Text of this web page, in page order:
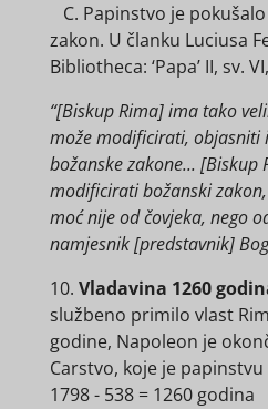
C. Papinstvo je
zakon. U članku Luciusa
Bibliotheca: ‘Papa’ II, sv.
“[Biskup Rima] ima tako
može modificirati, objasniti
božanske zakone... [Biskup
modificirati božanski
moć nije od čovjeka, nego
namjesnik [predstavnik]
10. Vladavina 1260
službeno primilo vlast
godine, Napoleon je
Carstvo, koje je
1798 - 538 = 1260 godina